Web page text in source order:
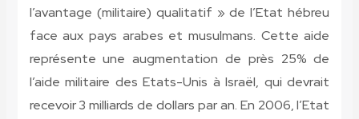
l’avantage (militaire) qualitatif » de l’Etat hébreu
face aux pays arabes et musulmans. Cette aide
représente une augmentation de près 25% de
l’aide militaire des Etats-Unis à Israël, qui devrait
recevoir 3 milliards de dollars par an. En 2006, l’Etat